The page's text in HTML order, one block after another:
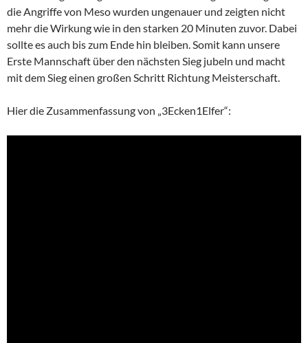
die Angriffe von Meso wurden ungenauer und zeigten nicht
mehr die Wirkung wie in den starken 20 Minuten zuvor. Dabei
sollte es auch bis zum Ende hin bleiben. Somit kann unsere
Erste Mannschaft über den nächsten Sieg jubeln und macht
mit dem Sieg einen großen Schritt Richtung Meisterschaft.
Hier die Zusammenfassung von „3Ecken1Elfer“: